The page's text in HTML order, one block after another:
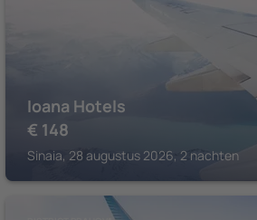
Ioana Hotels
€ 148
Sinaia, 28 augustus 2026, 2 nachten